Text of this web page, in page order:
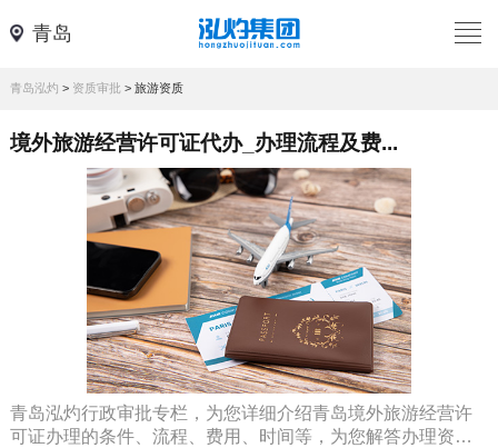
青岛
青岛泓灼 > 资质审批 > 旅游资质
境外旅游经营许可证代办_办理流程及费...
青岛泓灼行政审批专栏，为您详细介绍青岛境外旅游经营许
可证办理的条件、流程、费用、时间等，为您解答办理资质